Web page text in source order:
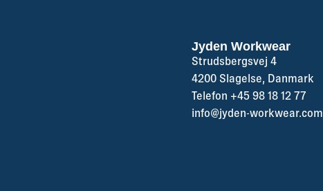
Jyden Workwear
Strudsbergsvej 4
4200 Slagelse, Danmark
Telefon +45 98 18 12 77
info@jyden-workwear.com